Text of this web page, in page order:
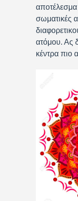
σωματικές
ατόμου. Ας
κέντρα πιο